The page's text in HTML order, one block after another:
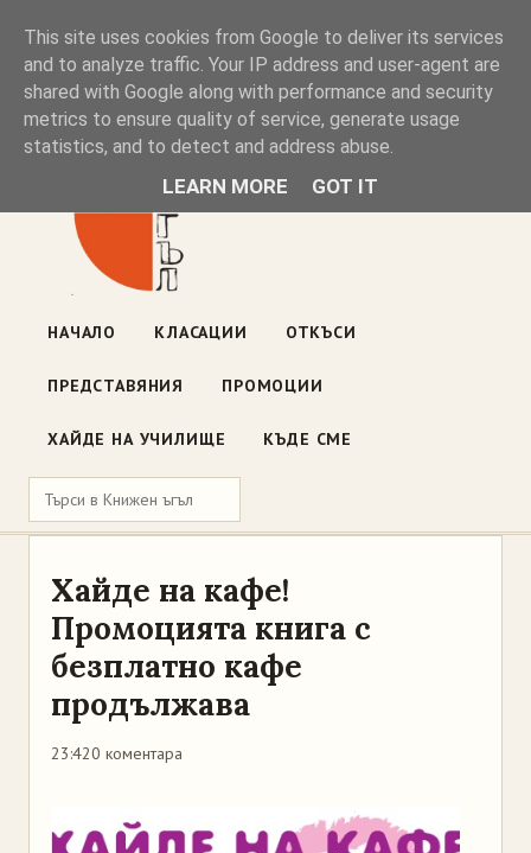
Книжен ъгъл
Блог на книжарницата — класации, откъси, нови книги
ул. „Оборище" 117, София· пон–пет 10:00–19:00 ·
НАЧАЛО КЛАСАЦИИ ОТКЪСИ
ПРЕДСТАВЯНИЯ ПРОМОЦИИ
ХАЙДЕ НА УЧИЛИЩЕ КЪДЕ СМЕ
Хайде на кафе!
Промоцията книга с
безплатно кафе
продължава
23:420 коментара
This site uses cookies from Google to deliver its services
and to analyze traffic. Your IP address and user-agent are
shared with Google along with performance and security
metrics to ensure quality of service, generate usage
statistics, and to detect and address abuse.
LEARN MORE GOT IT